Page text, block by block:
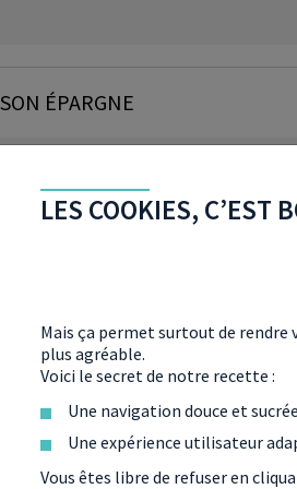
ÉPARGNE
en entreprise est une bonne
mais attention aux risques. Miser
ou axées sur un marché
de s’engager. Ce type
comme de la gestion de
prendre le temps de
son argent. Si vous souhaitez
en gestion de patrimoine
LES COOKIES, C’EST
Mais ça permet surtout de
plus agréable.
Voici le secret de notre recette :
Une navigation douce et sucrée
Une expérience utilisateur
Vous êtes libre de refuser en